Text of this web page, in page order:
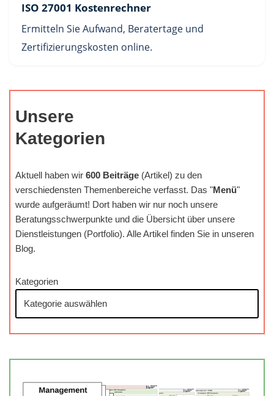
ISO 27001 Kostenrechner
Ermitteln Sie Aufwand, Beratertage und
Zertifizierungskosten online.
Unsere
Kategorien
Aktuell haben wir 600 Beiträge (Artikel) zu den
verschiedensten Themenbereiche verfasst. Das "Menü"
wurde aufgeräumt! Dort haben wir nur noch unsere
Beratungsschwerpunkte und die Übersicht über unsere
Dienstleistungen (Portfolio). Alle Artikel finden Sie in unseren
Blog.
Kategorien